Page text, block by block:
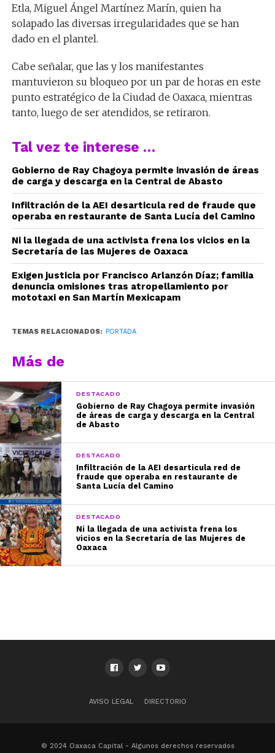
Etla, Miguel Ángel Martínez Marín, quien ha
solapado las diversas irregularidades que se han
dado en el plantel.
Cabe señalar, que las y los manifestantes
mantuvieron su bloqueo por un par de horas en este
punto estratégico de la Ciudad de Oaxaca, mientras
tanto, luego de ser atendidos, se retiraron.
Tal vez te interese …
Gobierno de Ray Chagoya permite invasión de áreas
de carga y descarga en la Central de Abasto
Infiltración de la AEI desarticula red de fraude que
operaba en restaurante de Santa Lucía del Camino
Ni la llegada de una activista frena los vicios en la
Secretaría de las Mujeres de Oaxaca
Exigen justicia por Francisco Arlanzón Díaz; familia
denuncia omisiones tras atropellamiento por
mototaxi en San Martín Mexicapam
TEMAS RELACIONADOS: PORTADA
Más de
DESTACADO
Gobierno de Ray Chagoya permite invasión
de áreas de carga y descarga en la Central
de Abasto
DESTACADO
Infiltración de la AEI desarticula red de
fraude que operaba en restaurante de
Santa Lucía del Camino
DESTACADO
Ni la llegada de una activista frena los
vicios en la Secretaría de las Mujeres de
Oaxaca
AVISO LEGAL DIRECTORIO
© 2024 Oaxaca Capital - Algunos derechos reservados